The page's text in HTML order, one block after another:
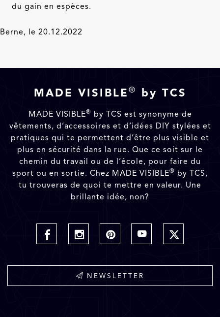
du gain en espèces.
Berne, le 20.12.2022
MADE VISIBLE ® by TCS
MADE VISIBLE® by TCS est synonyme de
vêtements, d’accessoires et d’idées DIY stylées et
pratiques qui te permettent d’être plus visible et
plus en sécurité dans la rue. Que ce soit sur le
chemin du travail ou de l’école, pour faire du
sport ou en sortie. Chez MADE VISIBLE® by TCS,
tu trouveras de quoi te mettre en valeur. Une
brillante idée, non?
NEWSLETTER